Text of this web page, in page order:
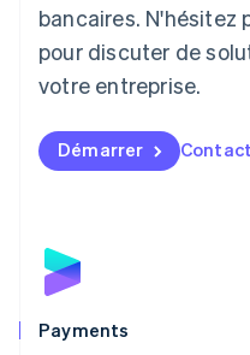
bancaires. N'hésitez
pour discuter de
votre entreprise.
Démarrer
Payments
Lituanie
Luxembourg
FrançaisDeutschEnglish
English简体中文
Malte
Norvège
English
English